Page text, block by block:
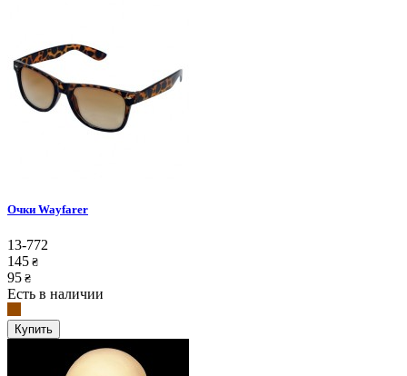
Очки Wayfarer
13-772
145 ₴
95 ₴
Есть в наличии
Купить